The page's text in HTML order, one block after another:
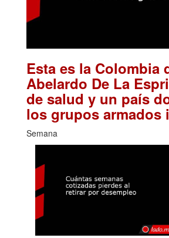
Esta es la Colombia
Abelardo De La
de salud y un país
los grupos armados
Semana